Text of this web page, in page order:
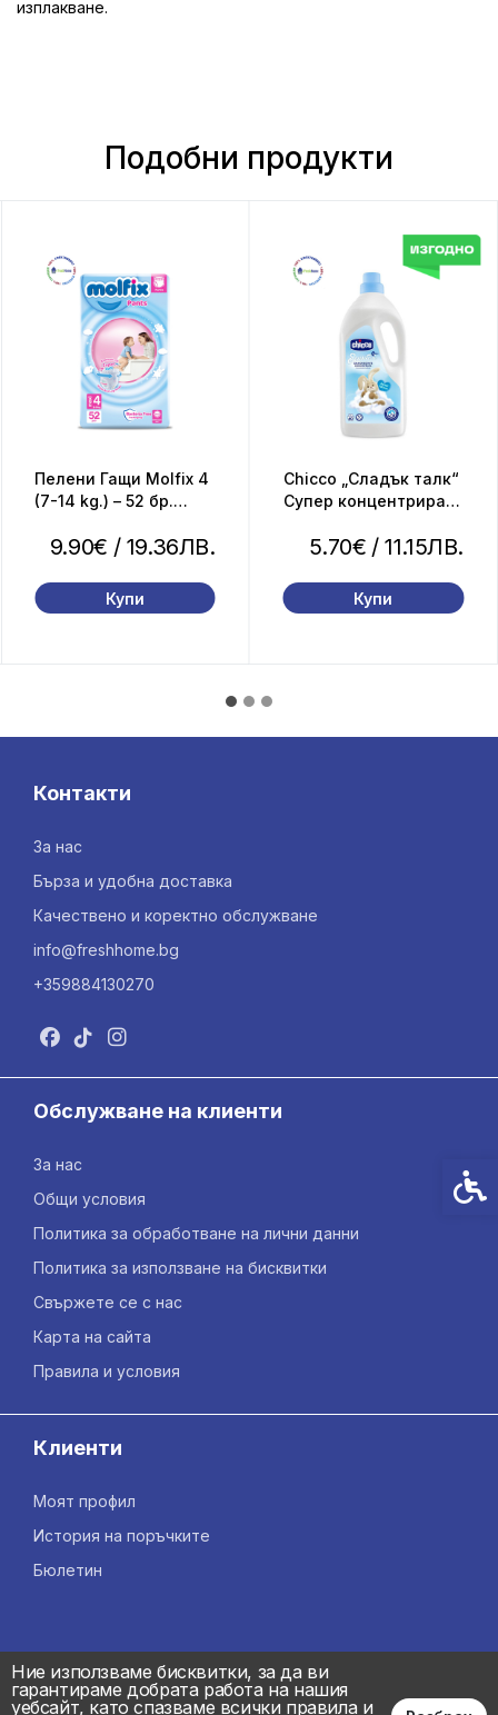
изплакване.
Подобни продукти
9.90€ / 19.36ЛВ.
Пелени Гащи Molfix 4
(7-14 kg.) – 52 бр.
кърпи Molfix 60 бр.
Купи
5.70€ / 11.15ЛВ.
Chicco „Сладък талк“
Супер концентриран
Купи
Ние използваме бисквитки, за да ви
гарантираме добрата работа на нашия
уебсайт, като спазваме всички правила и
Контакти
За нас
Бърза и удобна доставка
Качествено и коректно обслужване
info@freshhome.bg
+359884130270
Обслужване на клиенти
За нас
Общи условия
Политика за обработване на лични данни
Политика за използване на бисквитки
Свържете се с нас
Карта на сайта
Правила и условия
Клиенти
Моят профил
История на поръчките
Бюлетин